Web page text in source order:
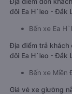
đôi Ea H`leo - Đắk
Bến xe Ea
Địa điểm trả khách
đôi Ea H`leo - Đắk
Bến xe Miền
Giá vé xe giường